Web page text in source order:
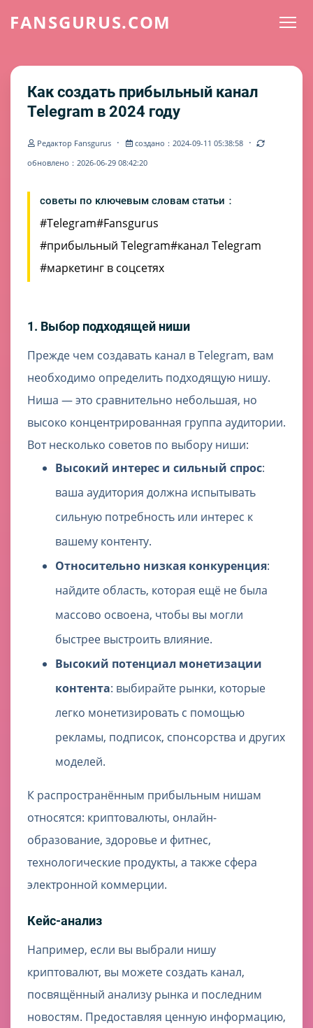
FANSGURUS.COM
Как создать прибыльный канал
Telegram в 2024 году
Редактор Fansgurus · создано：2024-09-11 05:38:58 ·
обновлено：2026-06-29 08:42:20
советы по ключевым словам статьи：
#Telegram#Fansgurus
#прибыльный Telegram#канал Telegram
#маркетинг в соцсетях
1. Выбор подходящей ниши
Прежде чем создавать канал в Telegram, вам
необходимо определить подходящую нишу.
Ниша — это сравнительно небольшая, но
высоко концентрированная группа аудитории.
Вот несколько советов по выбору ниши:
Высокий интерес и сильный спрос:
ваша аудитория должна испытывать
сильную потребность или интерес к
вашему контенту.
Относительно низкая конкуренция:
найдите область, которая ещё не была
массово освоена, чтобы вы могли
быстрее выстроить влияние.
Высокий потенциал монетизации
контента: выбирайте рынки, которые
легко монетизировать с помощью
рекламы, подписок, спонсорства и других
моделей.
К распространённым прибыльным нишам
относятся: криптовалюты, онлайн-
образование, здоровье и фитнес,
технологические продукты, а также сфера
электронной коммерции.
Кейс-анализ
Например, если вы выбрали нишу
криптовалют, вы можете создать канал,
посвящённый анализу рынка и последним
новостям. Предоставляя ценную информацию,